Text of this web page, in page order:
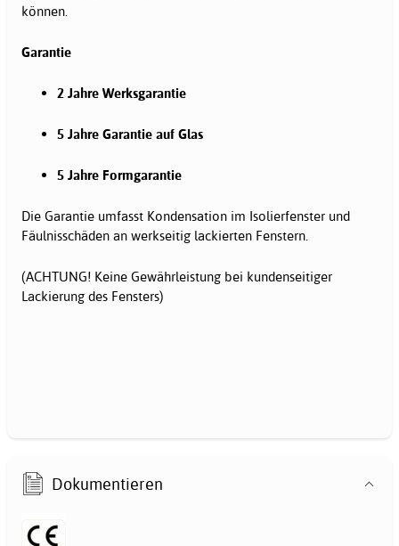
können.
Garantie
2 Jahre Werksgarantie
5 Jahre Garantie auf Glas
5 Jahre Formgarantie
Die Garantie umfasst Kondensation im Isolierfenster und
Fäulnisschäden an werkseitig lackierten Fenstern.
(ACHTUNG! Keine Gewährleistung bei kundenseitiger
Lackierung des Fensters)
Dokumentieren